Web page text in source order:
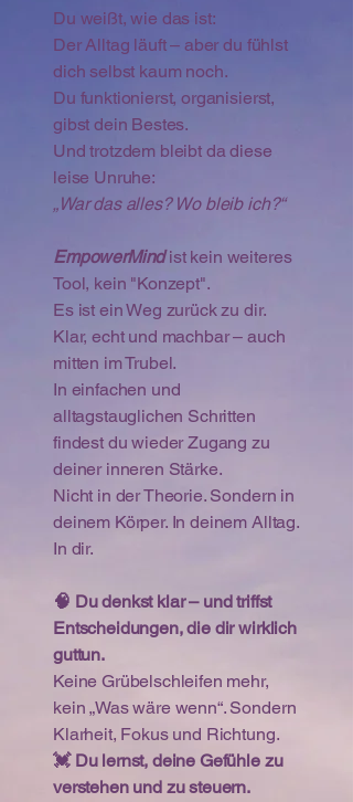
Du weißt, wie das ist:
Der Alltag läuft – aber du fühlst
dich selbst kaum noch.
Du funktionierst, organisierst,
gibst dein Bestes.
Und trotzdem bleibt da diese
leise Unruhe:
„War das alles? Wo bleib ich?“
EmpowerMindist kein weiteres
Tool, kein "Konzept".
Es ist ein Weg zurück zu dir.
Klar, echt und machbar – auch
mitten im Trubel.
In einfachen und
alltagstauglichen Schritten
findest du wieder Zugang zu
deiner inneren Stärke.
Nicht in der Theorie. Sondern in
deinem Körper. In deinem Alltag.
In dir.
🧠 Du denkst klar – und triffst
Entscheidungen, die dir wirklich
guttun.
Keine Grübelschleifen mehr,
kein „Was wäre wenn“. Sondern
Klarheit, Fokus und Richtung.
💓 Du lernst, deine Gefühle zu
verstehen und zu steuern.